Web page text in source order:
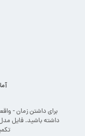
برای داشتن زمان -
داشته باشید. فایل